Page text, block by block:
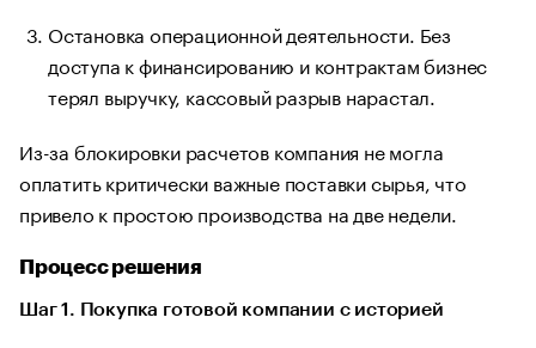
Остановка операционной деятельности. Без
доступа к финансированию и контрактам бизнес
терял выручку, кассовый разрыв нарастал.
Из-за блокировки расчетов компания не могла
оплатить критически важные поставки сырья, что
привело к простою производства на две недели.
Процесс решения
Шаг 1. Покупка готовой компании с историей